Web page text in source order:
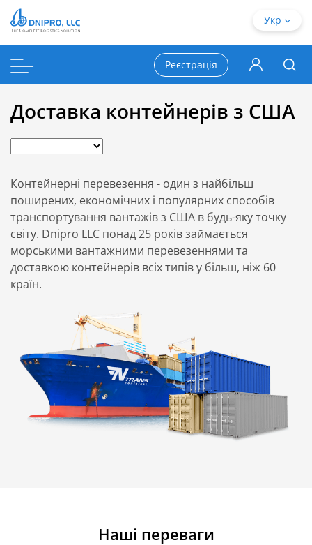
Доставка контейнерів з США
Контейнерні перевезення - один з найбільш
поширених, економічних і популярних способів
транспортування вантажів з США в будь-яку точку
світу. Dnipro LLC понад 25 років займається
морськими вантажними перевезеннями та
доставкою контейнерів всіх типів у більш, ніж 60
країн.
Наші переваги
Укр
Реєстрація